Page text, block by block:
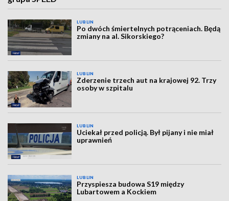
LUBLIN
Po dwóch śmiertelnych potrąceniach. Będą
zmiany na al. Sikorskiego?
LUBLIN
Zderzenie trzech aut na krajowej 92. Trzy
osoby w szpitalu
LUBLIN
Uciekał przed policją. Był pijany i nie miał
uprawnień
LUBLIN
Przyspiesza budowa S19 między
Lubartowem a Kockiem